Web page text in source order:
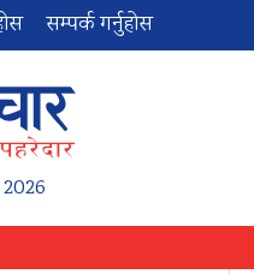
सम्पर्क गर्नुहोस